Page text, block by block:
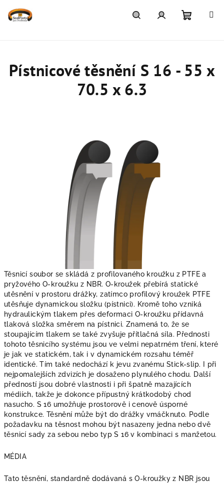
Těsnicí soubor se skládá z profilovaného kroužku z PTFE a
pryžového O-kroužku z NBR. O-kroužek přebírá statické
utěsnění v prostoru drážky, zatímco profilový kroužek PTFE
utěsňuje dynamickou složku (pístnici). Kromě toho vzniká
hydraulickým tlakem přes deformaci O-kroužku přídavná
tlaková složka směrem na pístnici. Znamená to, že se
stoupajícím tlakem se také zvyšuje přítlačná síla. Přednosti
tohoto těsnicího systému jsou ve velmi nepatrném tření, které
je jak ve statickém, tak i v dynamickém rozsahu téměř
identické. Tím také nedochází k jevu zvanému Stick-slip. I při
nejpomalejších zdvizích je dosaženo plynulého chodu. Další
předností jsou dobré vlastnosti i při špatně mazajících
médiích, takže je dokonce přípustný krátkodobý chod
nasucho. S 16 umožňuje prostorově i cenově úsporné
konstrukce. Těsnění může být do drážky vmáčknuto. Podle
požadavku na těsnost mohou být nasazeny jedna nebo dvě
těsnicí sady za sebou nebo typ S 16 v kombinaci s manžetou.
MÉDIA
Tato těsnění, standardně dodávaná s O-kroužky z NBR jsou
Pístnicové těsnění S 16 - 55 x
70.5 x 6.3